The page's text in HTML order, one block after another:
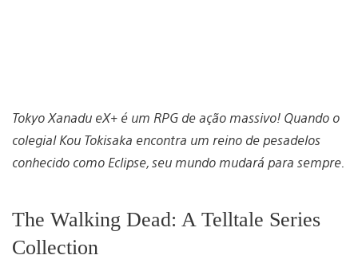
Tokyo Xanadu eX+ é um RPG de ação massivo! Quando o
colegial Kou Tokisaka encontra um reino de pesadelos
conhecido como Eclipse, seu mundo mudará para sempre.
The Walking Dead: A Telltale Series
Collection